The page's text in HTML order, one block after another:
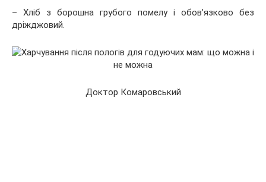
– Хліб з борошна грубого помелу і обов’язково без
дріжджовий.
Доктор Комаровський